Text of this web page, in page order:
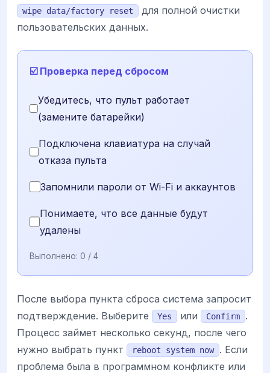
wipe data/factory reset
для полной очистки
пользовательских данных.
☑️ Проверка перед сбросом
Убедитесь, что пульт работает
(замените батарейки)
Подключена клавиатура на случай
отказа пульта
Запомнили пароли от Wi-Fi и аккаунтов
Понимаете, что все данные будут
удалены
Выполнено: 0 / 4
После выбора пункта сброса система запросит
подтверждение. Выберите
Yes или Confirm
.
Процесс займет несколько секунд, после чего
нужно выбрать пункт
reboot system now
. Если
проблема была в программном конфликте или